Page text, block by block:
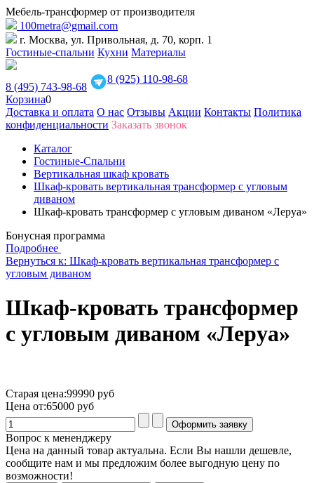
Мебель-трансформер от производителя
100metra@gmail.com
г. Москва, ул. Привольная, д. 70, корп. 1
Гостиные-спальни Кухни Материалы
8 (495) 743-98-68
8 (925) 110-98-68
Корзина0
Доставка и оплата О нас Отзывы Акции Контакты Политика
конфиденциальности Заказать звонок
Каталог
Гостиные-Спальни
Вертикальная шкаф кровать
Шкаф-кровать вертикальная трансформер с угловым
диваном
Шкаф-кровать трансформер с угловым диваном «Леруа»
Бонусная программа
Подробнее
Вернуться к: Шкаф-кровать вертикальная трансформер с
угловым диваном
Шкаф-кровать трансформер
с угловым диваном «Леруа»
Старая цена:99990 руб
Цена от:65000 руб
Вопрос к мененджеру
Цена на данный товар актуальна. Если Вы нашли дешевле,
сообщите нам и мы предложим более выгодную цену по
возможности!